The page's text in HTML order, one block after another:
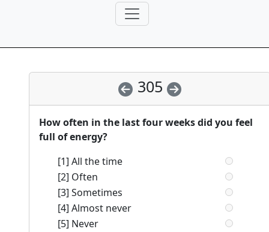
305
How often in the last four weeks did you feel
full of energy?
[1] All the time
[2] Often
[3] Sometimes
[4] Almost never
[5] Never